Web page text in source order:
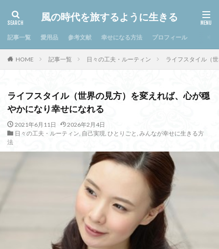
風の時代を旅するように生きる
記事一覧 愛用品 参考文献 幸せになる方法 プロフィール
HOME 記事一覧 日々の工夫・ルーティン ライフスタイル（
ライフスタイル（世界の見方）を変えれば、心が穏
やかになり幸せになれる
2021年6月11日
2026年2月4日
日々の工夫・ルーティン, 自己実現, ひとりごと , みんなが幸せに生きる方
法